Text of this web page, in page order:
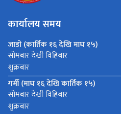
कार्यालय समय
जाडो (कार्तिक १६ देखि माघ १५)
सोमबार देखी विहिबार
शुक्रबार
गर्मी (माघ १६ देखि कार्तिक १५)
सोमबार देखी विहिबार
शुक्रबार